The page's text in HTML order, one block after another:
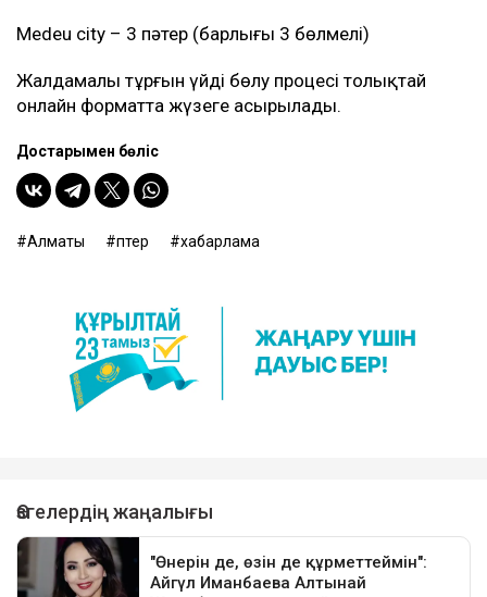
Medeu city – 3 пәтер (барлығы 3 бөлмелі)
Жалдамалы тұрғын үйді бөлу процесі толықтай
онлайн форматта жүзеге асырылады.
Достарыңмен бөліс
Алматы пәтер хабарлама